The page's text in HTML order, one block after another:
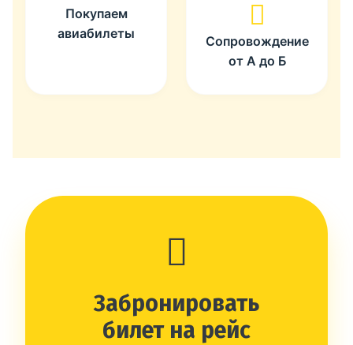
Покупаем
авиабилеты
Сопровождение
от А до Б
Забронировать
билет на рейс